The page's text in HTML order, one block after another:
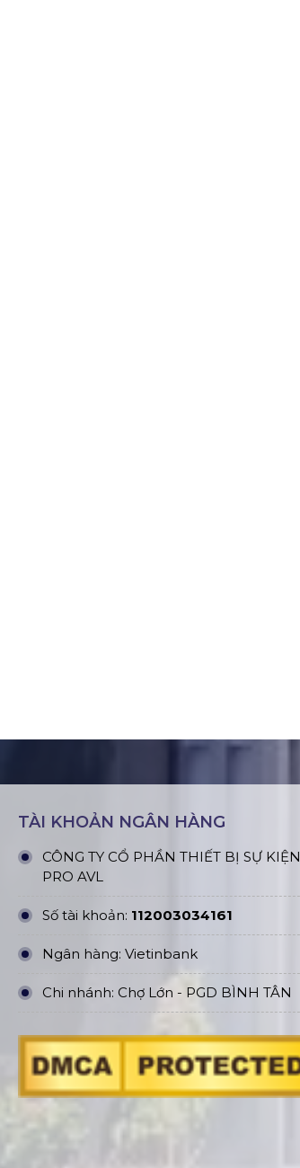
TÀI KHOẢN NGÂN HÀNG
CÔNG TY CỔ PHẦN THIẾT BỊ SỰ KIỆN
PRO AVL
Số tài khoản: 112003034161
Ngân hàng: Vietinbank
Chi nhánh: Chợ Lớn - PGD BÌNH TÂN